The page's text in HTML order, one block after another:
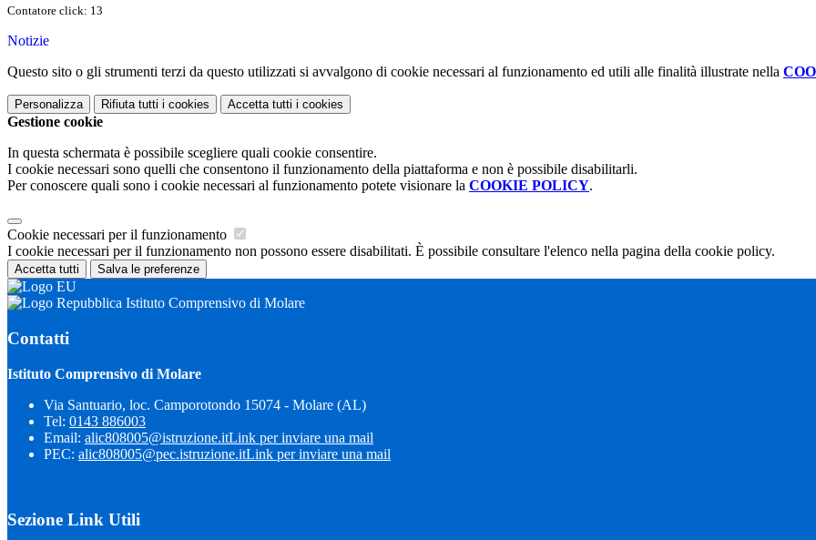
Contatore click: 13
Notizie
Questo sito o gli strumenti terzi da questo utilizzati si avvalgono di cookie necessari al funzionamento ed utili alle finalità illustrate nella
Personalizza Rifiuta tutti i cookies Accetta tutti i cookies
Gestione cookie
In questa schermata è possibile scegliere quali cookie consentire.
I cookie necessari sono quelli che consentono il funzionamento della piattaforma e non è possibile disabilitarli.
Per conoscere quali sono i cookie necessari al funzionamento potete visionare la COOKIE POLICY.
Cookie necessari per il funzionamento
I cookie necessari per il funzionamento non possono essere disabilitati. È possibile consultare l'elenco nella pagina della cookie policy.
Accetta tutti Salva le preferenze
Istituto Comprensivo di Molare
Contatti
Istituto Comprensivo di Molare
Via Santuario, loc. Camporotondo 15074 - Molare (AL)
Tel: 0143 886003
Email: alic808005@istruzione.itLink per inviare una mail
PEC: alic808005@pec.istruzione.itLink per inviare una mail
Sezione Link Utili